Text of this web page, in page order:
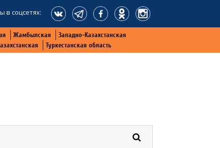
в соцсетях:
Жамбылская
Западно-Казахстанская
Туркестанская область